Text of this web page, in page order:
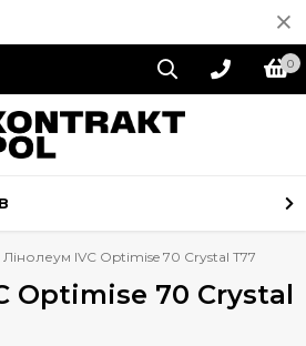
0
Лінолеум IVC Optimise 70 Crystal T77
Optimise 70 Crystal